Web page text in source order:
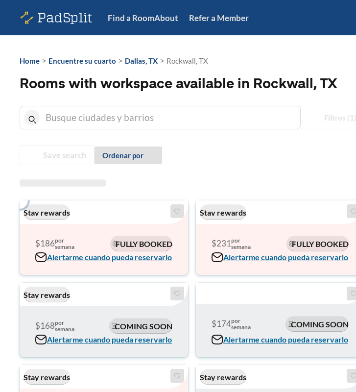
Find a RoomAbout Refer a Member
Home > Encuentre su cuarto > Dallas, TX > Rockwall, TX
Rooms with workspace available in Rockwall, TX
Filtros (1)
Save search Ordenar por
Stay rewards
$186por
semana
FULLY BOOKED
Alertarme cuando pueda reservarlo
Stay rewards
$231por
semana
FULLY BOOKED
Alertarme cuando pueda reservarlo
Stay rewards
$168por
semana
COMING SOON
Alertarme cuando pueda reservarlo
$174por
semana
COMING SOON
Alertarme cuando pueda reservarlo
Stay rewards Stay rewards